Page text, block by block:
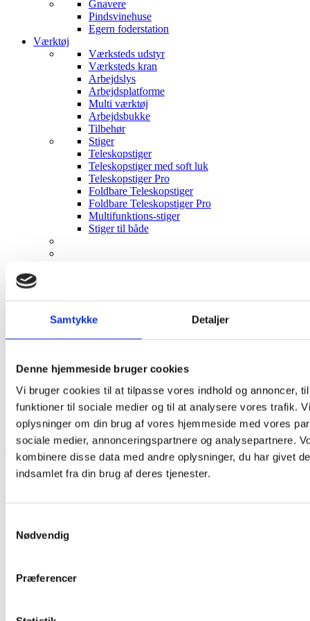
Samtykke Detaljer
Denne hjemmeside bruger cookies
Vi bruger cookies til at tilpasse vores indhold og annoncer,
funktioner til sociale medier og til at analysere vores trafik.
oplysninger om din brug af vores hjemmeside med vores
sociale medier, annonceringspartnere og analysepartnere.
kombinere disse data med andre oplysninger, du har givet
indsamlet fra din brug af deres tjenester.
Nødvendig
Præferencer
Gnavere
Pindsvinehuse
Egern foderstation
Værktøj
Værksteds udstyr
Værksteds kran
Arbejdslys
Arbejdsplatforme
Multi værktøj
Arbejdsbukke
Tilbehør
Stiger
Teleskopstiger
Teleskopstiger med soft luk
Teleskopstiger Pro
Foldbare Teleskopstiger
Foldbare Teleskopstiger Pro
Multifunktions-stiger
Stiger til både
Massage Stole
Kørestolsramper single
Fjernstyret hjælp
Smart home produkter
Robotter til hjemmet
Prepper sager
Gode sager at preppe
Gratis levering